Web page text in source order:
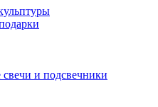
и подсвечники